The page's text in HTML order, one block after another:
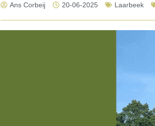
Ans Corbeij 20-06-2025 Laarbeek